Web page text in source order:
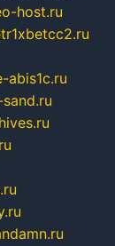
host.ru
abis1c.ru